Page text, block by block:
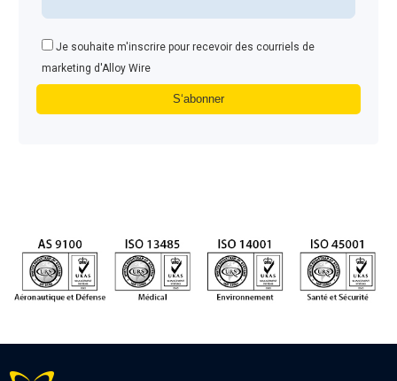
Je souhaite m'inscrire pour recevoir des courriels de
marketing d'Alloy Wire